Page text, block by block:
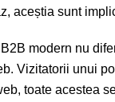
aceștia sunt
modern nu
Vizitatorii unui
toate acestea